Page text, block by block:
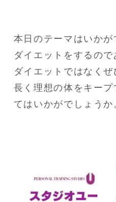
本日のテーマはいかが
ダイエットをするの
ダイエットではなく
長く理想の体をキー